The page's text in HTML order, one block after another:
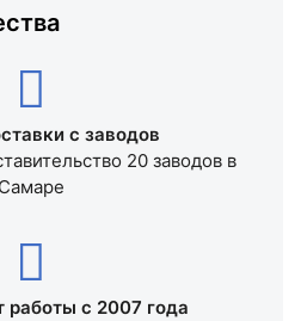
с заводов
20 заводов в
Самаре
с 2007 года